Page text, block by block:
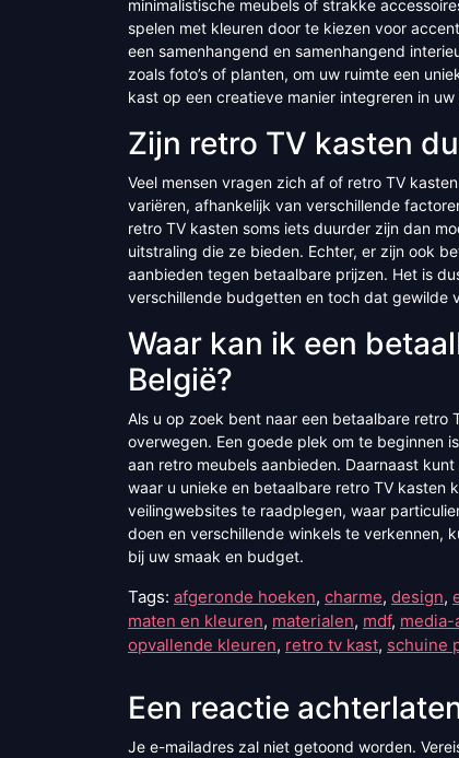
minimalistische meubels of strakke
spelen met kleuren door te kiezen voor
een samenhangend en samenhangend
zoals foto’s of planten, om uw ruimte een
kast op een creatieve manier integreren in
Zijn retro TV kasten
Veel mensen vragen zich af of retro TV
variëren, afhankelijk van verschillende
retro TV kasten soms iets duurder zijn dan
uitstraling die ze bieden. Echter, er zijn ook
aanbieden tegen betaalbare prijzen. Het is
verschillende budgetten en toch dat gewilde
Waar kan ik een
België?
Als u op zoek bent naar een betaalbare retro
overwegen. Een goede plek om te beginnen
aan retro meubels aanbieden. Daarnaast
waar u unieke en betaalbare retro TV kasten
veilingwebsites te raadplegen, waar
doen en verschillende winkels te verkennen,
bij uw smaak en budget.
Tags: afgeronde hoeken, charme, design,
maten en kleuren, materialen, mdf, media-
opvallende kleuren, retro tv kast, schuine
Een reactie
Je e-mailadres zal niet getoond worden.